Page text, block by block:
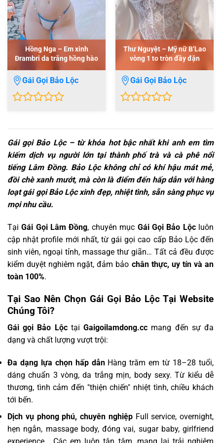
Hồng Nga – Em xinh
Đrambri da trắng hồng hào
Gái Gọi Bảo Lộc
of
5
Thư Nguyệt – Mỹ nữ B’Lao
vòng 1 to tròn đầy đặn
Gái Gọi Bảo Lộc
of
5
Gái gọi Bảo Lộc – từ khóa hot bậc nhất khi anh em tìm
kiếm dịch vụ người lớn tại thành phố trà và cà phê nổi
tiếng Lâm Đồng. Bảo Lộc không chỉ có khí hậu mát mẻ,
đồi chè xanh mướt, mà còn là điểm đến hấp dẫn với hàng
loạt gái gọi Bảo Lộc xinh đẹp, nhiệt tình, sẵn sàng phục vụ
mọi nhu cầu.
TạiGái Gọi Lâm Đồng, chuyên mục Gái Gọi Bảo Lộcluôn
cập nhật profile mới nhất, từ gái gọi cao cấp Bảo Lộc đến
sinh viên, ngoại tỉnh, massage thư giãn… Tất cả đều được
kiểm duyệt nghiêm ngặt, đảm bảo chân thực, uy tín và an
toàn 100%.
Tại Sao Nên Chọn Gái Gọi Bảo Lộc Tại Website
Chúng Tôi?
Gái gọi Bảo LộctạiGaigoilamdong.cc mang đến sự đa
dạng và chất lượng vượt trội:
Đa dạng lựa chọn hấp dẫnHàng trăm em từ 18–28 tuổi,
dáng chuẩn 3 vòng, da trắng mịn, body sexy. Từ kiểu dễ
thương, tình cảm đến "thiện chiến" nhiệt tình, chiều khách
tới bến.
Dịch vụ phong phú, chuyên nghiệpFull service, overnight,
hẹn ngắn, massage body, đóng vai, sugar baby, girlfriend